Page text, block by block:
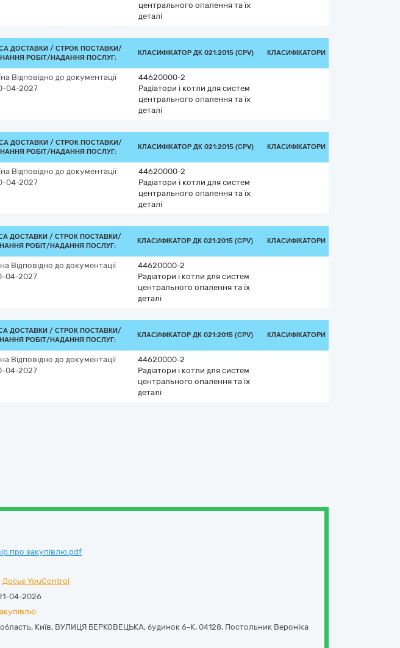
центрального опалення та їх
деталі
ДОСТАВКИ / СТРОК ПОСТАВКИ/
РОБІТ/НАДАННЯ ПОСЛУГ:
КЛАСИФІКАТОР ДК 021:2015 (CPV) КЛАСИФІКАТОРИ
Відповідно до документації
04-2027
44620000-2
Радіатори і котли для систем
центрального опалення та їх
деталі
ДОСТАВКИ / СТРОК ПОСТАВКИ/
РОБІТ/НАДАННЯ ПОСЛУГ:
КЛАСИФІКАТОР ДК 021:2015 (CPV) КЛАСИФІКАТОРИ
Відповідно до документації
04-2027
44620000-2
Радіатори і котли для систем
центрального опалення та їх
деталі
ДОСТАВКИ / СТРОК ПОСТАВКИ/
РОБІТ/НАДАННЯ ПОСЛУГ:
КЛАСИФІКАТОР ДК 021:2015 (CPV) КЛАСИФІКАТОРИ
Відповідно до документації
04-2027
44620000-2
Радіатори і котли для систем
центрального опалення та їх
деталі
ДОСТАВКИ / СТРОК ПОСТАВКИ/
РОБІТ/НАДАННЯ ПОСЛУГ:
КЛАСИФІКАТОР ДК 021:2015 (CPV) КЛАСИФІКАТОРИ
Відповідно до документації
04-2027
44620000-2
Радіатори і котли для систем
центрального опалення та їх
деталі
про закупівлю.pdf
Досьє YouControl
04-2026
, Київ, ВУЛИЦЯ БЕРКОВЕЦЬКА, будинок 6-К, 04128, Постольник Вероніка